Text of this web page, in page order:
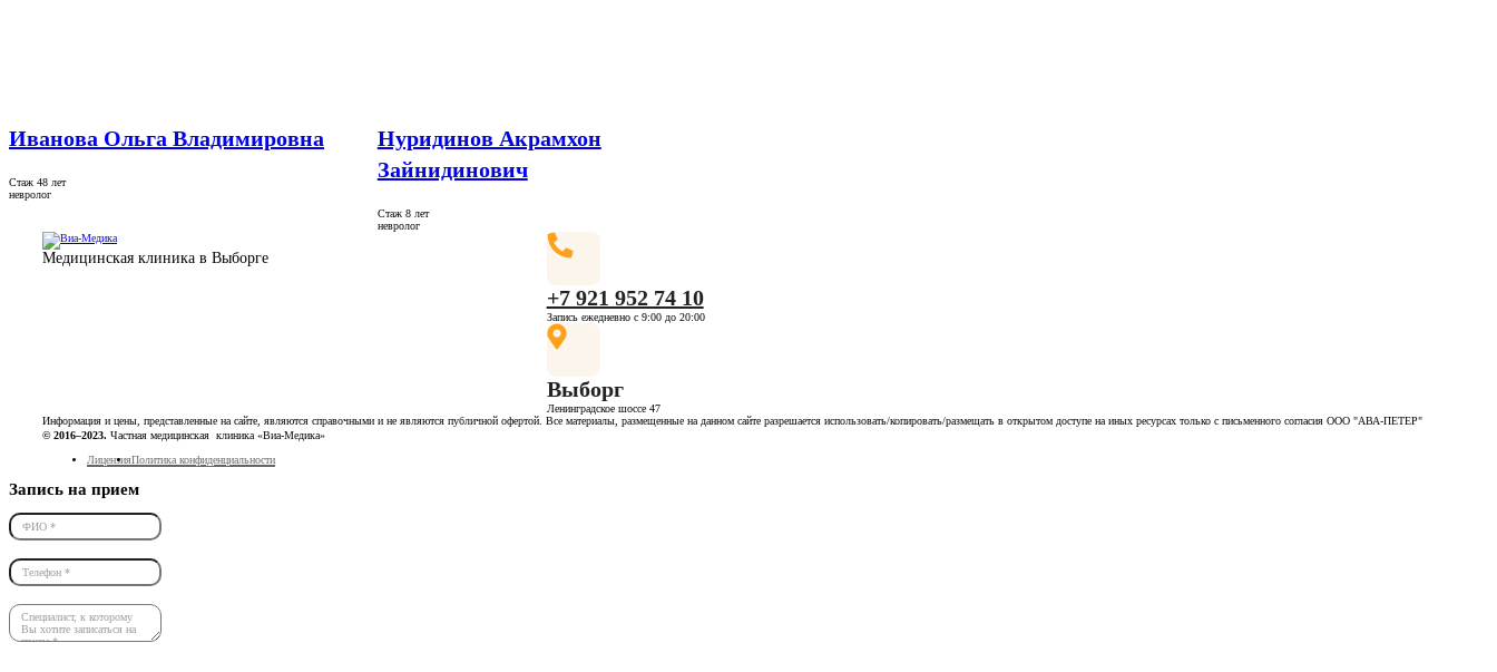
Иванова Ольга Владимировна
Стаж 48 лет
невролог
Нуридинов Акрамхон
Зайнидинович
Стаж 8 лет
невролог
Медицинская клиника в Выборге
+7 921 952 74 10
Запись ежедневно с 9:00 до 20:00
Выборг
Ленинградское шоссе 47
Информация и цены, представленные на сайте, являются справочными и не являются публичной офертой. Все материалы, размещенные на данном сайте разрешается использовать/копировать/размещать в открытом доступе на иных ресурсах только с письменного согласия ООО "АВА-ПЕТЕР"
© 2016–2023. Частная медицинская клиника «Виа-Медика»
ЛицензияПолитика конфиденциальности
Запись на прием